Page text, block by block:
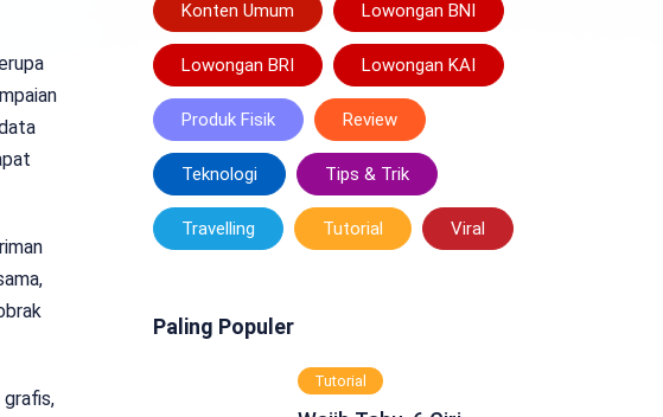
Konten Umum Lowongan BNI
Lowongan BRI Lowongan KAI
Produk Fisik Review
Teknologi Tips & Trik
Travelling Tutorial Viral
Paling Populer
Tutorial